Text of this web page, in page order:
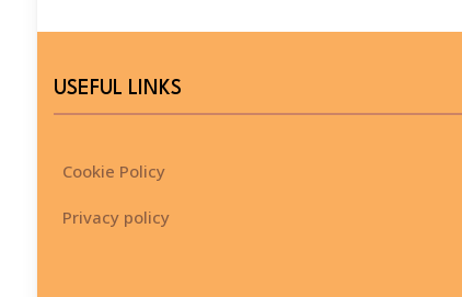
USEFUL LINKS
Cookie Policy
Privacy policy